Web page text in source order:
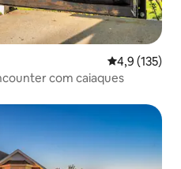
4,9 de uma
4,9 (135)
com caiaques
dos hóspedes